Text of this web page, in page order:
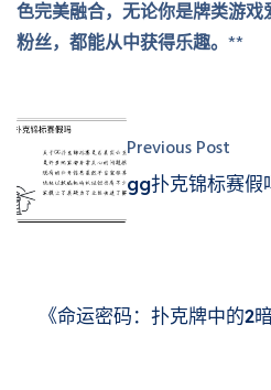
色完美融合，无论你是牌类游戏
粉丝，都能从中获得乐趣。 **
Previous Post
gg扑克锦标赛假
《命运密码：扑克牌中的2